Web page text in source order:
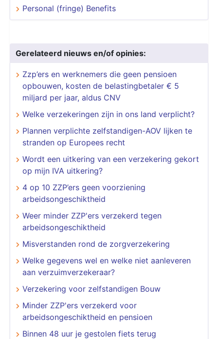
Personal (fringe) Benefits
Gerelateerd nieuws en/of opinies:
Zzp’ers en werknemers die geen pensioen
opbouwen, kosten de belastingbetaler € 5
miljard per jaar, aldus CNV
Welke verzekeringen zijn in ons land verplicht?
Plannen verplichte zelfstandigen-AOV lijken te
stranden op Europees recht
Wordt een uitkering van een verzekering gekort
op mijn IVA uitkering?
4 op 10 ZZP’ers geen voorziening
arbeidsongeschiktheid
Weer minder ZZP'ers verzekerd tegen
arbeidsongeschiktheid
Misverstanden rond de zorgverzekering
Welke gegevens wel en welke niet aanleveren
aan verzuimverzekeraar?
Verzekering voor zelfstandigen Bouw
Minder ZZP'ers verzekerd voor
arbeidsongeschiktheid en pensioen
Binnen 48 uur je gestolen fiets terug